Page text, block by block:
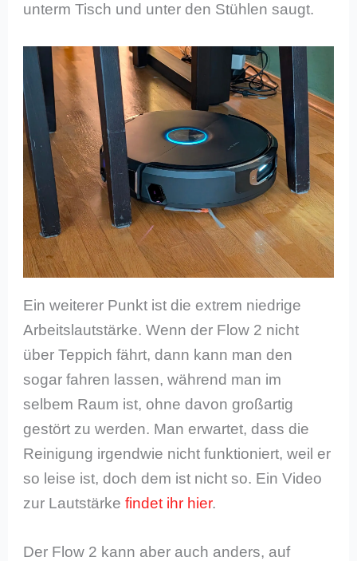
unterm Tisch und unter den Stühlen saugt.
Ein weiterer Punkt ist die extrem niedrige
Arbeitslautstärke. Wenn der Flow 2 nicht
über Teppich fährt, dann kann man den
sogar fahren lassen, während man im
selbem Raum ist, ohne davon großartig
gestört zu werden. Man erwartet, dass die
Reinigung irgendwie nicht funktioniert, weil er
so leise ist, doch dem ist nicht so. Ein Video
zur Lautstärkefindet ihr hier.
Der Flow 2 kann aber auch anders, auf